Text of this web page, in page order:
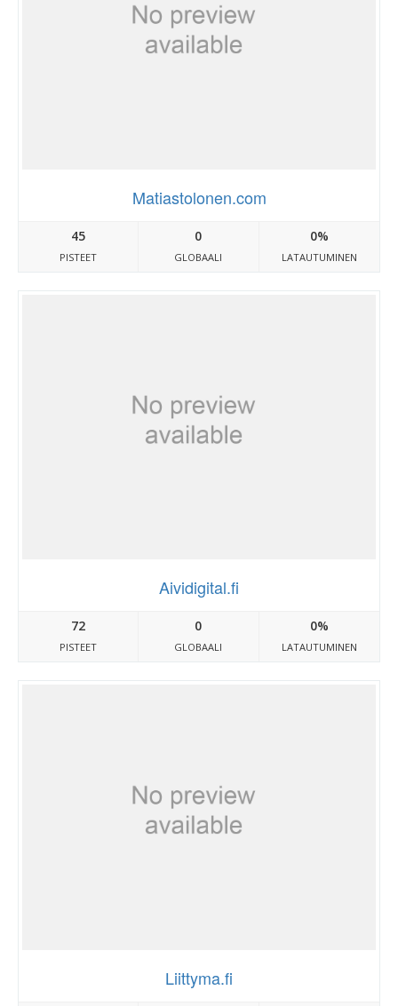
Matiastolonen.com
45
PISTEET
0
GLOBAALI
0%
LATAUTUMINEN
Aividigital.fi
72
PISTEET
0
GLOBAALI
0%
LATAUTUMINEN
Liittyma.fi